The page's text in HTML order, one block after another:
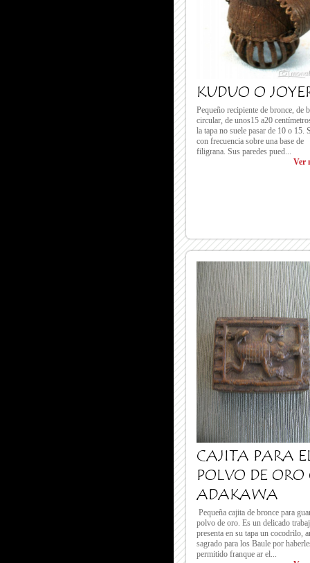
KUDUO O
Pequeño recipiente de bronce, de
circular, de unos15 a20
la tapa no suele pasar de 10 o 15.
con frecuencia sobre una base de
filigrana. Sus paredes pued...
Ver
CAJITA PARA
POLVO DE ORO
ADAKAWA
Pequeña cajita de bronce para
polvo de oro. Es un delicado
presenta en su tapa un cocodrilo,
sagrado para los Baule por
permitido franque ar el...